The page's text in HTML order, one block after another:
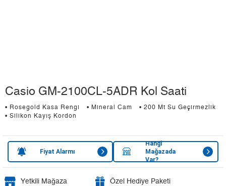
Casio GM-2100CL-5ADR Kol Saati
• Rosegold Kasa Rengi • Mineral Cam
• 200 Mt Su Geçirmezlik
• Silikon Kayış Kordon
Fiyat Alarmı
Hangi
Mağazada
Var?
Yetkili Mağaza
Özel Hediye Paketi